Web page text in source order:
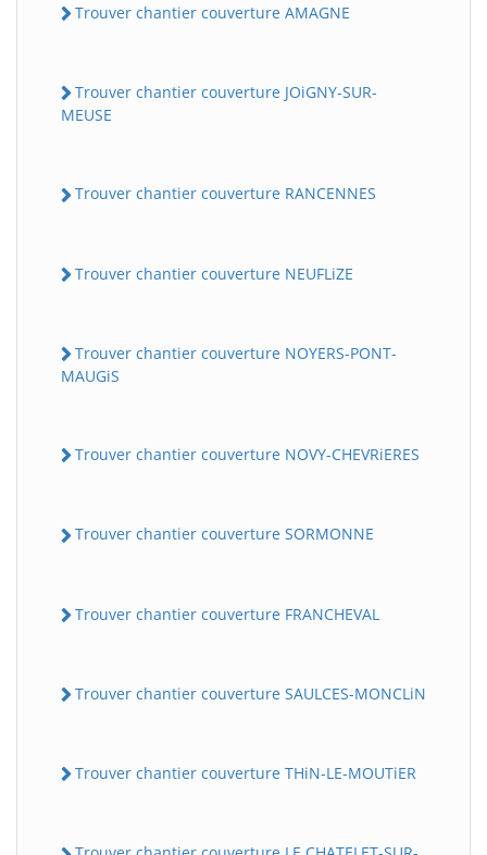
Trouver chantier couverture AMAGNE
Trouver chantier couverture JOiGNY-SUR-
MEUSE
Trouver chantier couverture RANCENNES
Trouver chantier couverture NEUFLiZE
Trouver chantier couverture NOYERS-PONT-
MAUGiS
Trouver chantier couverture NOVY-CHEVRiERES
Trouver chantier couverture SORMONNE
Trouver chantier couverture FRANCHEVAL
Trouver chantier couverture SAULCES-MONCLiN
Trouver chantier couverture THiN-LE-MOUTiER